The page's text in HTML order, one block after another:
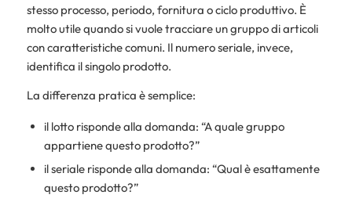
stesso processo, periodo, fornitura o ciclo produttivo. È
molto utile quando si vuole tracciare un gruppo di articoli
con caratteristiche comuni. Il numero seriale, invece,
identifica il singolo prodotto.
La differenza pratica è semplice:
il lotto risponde alla domanda: “A quale gruppo
appartiene questo prodotto?”
il seriale risponde alla domanda: “Qual è esattamente
questo prodotto?”